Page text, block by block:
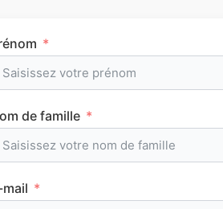
L’emploi du temps en première
horaires)
de famille